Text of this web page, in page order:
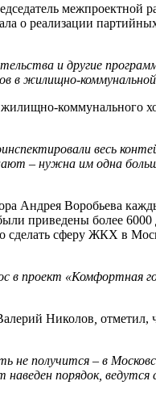
межпроектной
о реализации
и другие
в жилищно-коммунальной
коммунального
весь
– нужна им одна
Андрея Воробьева
приведены более 6000
сферу ЖКХ в
проект «Комфортная
Николов отметил,
получится – в
порядок, ведутся